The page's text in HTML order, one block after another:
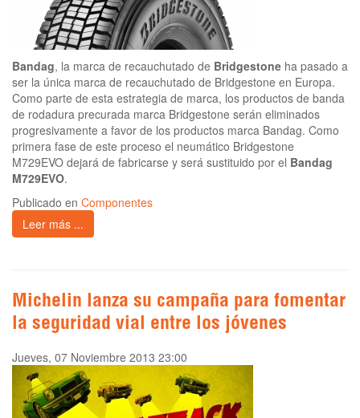
Bandag, la marca de recauchutado de Bridgestone ha pasado a
ser la única marca de recauchutado de Bridgestone en Europa.
Como parte de esta estrategia de marca, los productos de banda
de rodadura precurada marca Bridgestone serán eliminados
progresivamente a favor de los productos marca Bandag. Como
primera fase de este proceso el neumático Bridgestone
M729EVO dejará de fabricarse y será sustituido por el Bandag
M729EVO.
Publicado en Componentes
Leer más ...
Michelin lanza su campaña para fomentar
la seguridad vial entre los jóvenes
Jueves, 07 Noviembre 2013 23:00